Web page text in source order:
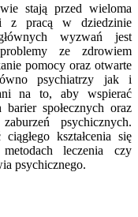
stają przed wieloma
z pracą w dziedzinie
wyzwań jest
ze zdrowiem
pomocy oraz otwarte
psychiatrzy jak i
na to, aby wspierać
społecznych oraz
psychicznych.
kształcenia się
leczenia czy
psychicznego.